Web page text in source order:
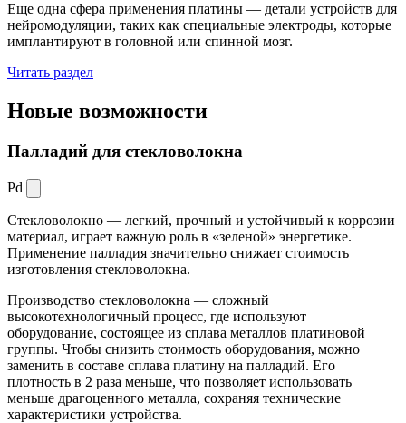
Еще одна сфера применения платины — детали устройств для
нейромодуляции, таких как специальные электроды, которые
имплантируют в головной или спинной мозг.
Читать раздел
Новые возможности
Палладий для стекловолокна
Pd
Стекловолокно — легкий, прочный и устойчивый к коррозии
материал, играет важную роль в «зеленой» энергетике.
Применение палладия значительно снижает стоимость
изготовления стекловолокна.
Производство стекловолокна — сложный
высокотехнологичный процесс, где используют
оборудование, состоящее из сплава металлов платиновой
группы. Чтобы снизить стоимость оборудования, можно
заменить в составе сплава платину на палладий. Его
плотность в 2 раза меньше, что позволяет использовать
меньше драгоценного металла, сохраняя технические
характеристики устройства.